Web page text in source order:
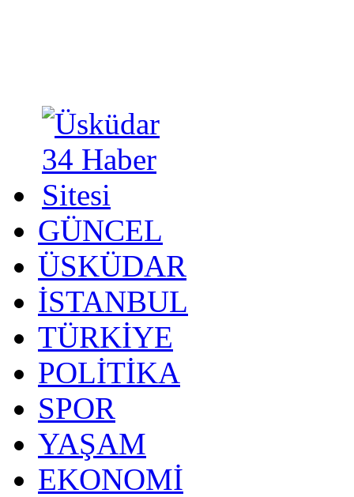
GÜNCEL
ÜSKÜDAR
İSTANBUL
TÜRKİYE
POLİTİKA
SPOR
YAŞAM
EKONOMİ